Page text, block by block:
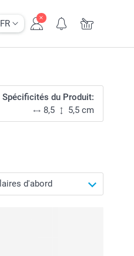
FR
Spécificités du Produit:
8,5
5,5 cm